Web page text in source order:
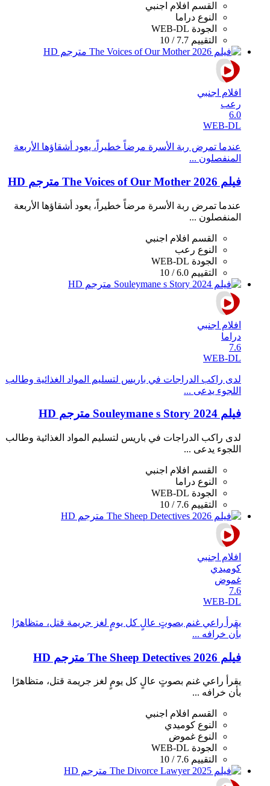
القسم
افلام اجنبي
النوع دراما
الجودة WEB-DL
التقييم 7.7 / 10
افلام اجنبي
رعب
6.0
WEB-DL
عندما تمرض ربة الأسرة مرضاً خطيراً، يعود أشقاؤها الأربعة
المنفصلون ...
فيلم The Voices of Our Mother 2026 مترجم HD
عندما تمرض ربة الأسرة مرضاً خطيراً، يعود أشقاؤها الأربعة
المنفصلون ...
القسم
افلام اجنبي
النوع رعب
الجودة WEB-DL
التقييم 6.0 / 10
افلام اجنبي
دراما
7.6
WEB-DL
لدى راكب الدراجات في باريس لتسليم المواد الغذائية وطالب
اللجوء يدعى ...
فيلم Souleymane s Story 2024 مترجم HD
لدى راكب الدراجات في باريس لتسليم المواد الغذائية وطالب
اللجوء يدعى ...
القسم
افلام اجنبي
النوع دراما
الجودة WEB-DL
التقييم 7.6 / 10
افلام اجنبي
كوميدي
غموض
7.6
WEB-DL
يقرأ راعي غنم بصوتٍ عالٍ كل يومٍ لغز جريمة قتل، متظاهرًا
بأن خرافه ...
فيلم The Sheep Detectives 2026 مترجم HD
يقرأ راعي غنم بصوتٍ عالٍ كل يومٍ لغز جريمة قتل، متظاهرًا
بأن خرافه ...
القسم افلام اجنبي
النوع كوميدي
النوع غموض
الجودة WEB-DL
التقييم 7.6 / 10